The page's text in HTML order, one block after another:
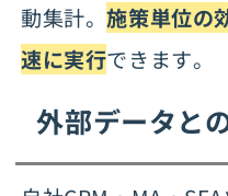
動集計。施策単位の
速に実行できます。
外部データと